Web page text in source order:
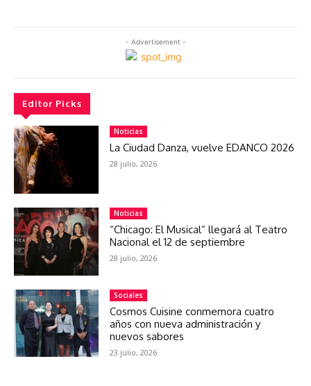
- Advertisement -
Editor Picks
Noticias
La Ciudad Danza, vuelve EDANCO 2026
28 julio, 2026
Noticias
“Chicago: El Musical” llegará al Teatro
Nacional el 12 de septiembre
28 julio, 2026
Sociales
Cosmos Cuisine conmemora cuatro
años con nueva administración y
nuevos sabores
23 julio, 2026